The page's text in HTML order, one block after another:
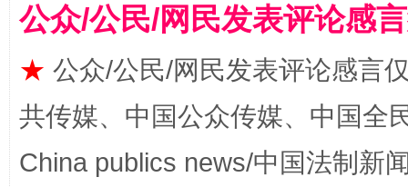
公众/公民/网民发表评论感
★ 公众/公民/网民发表评论感言
共传媒、中国公众传媒、中国全
China publics news/中国法制新